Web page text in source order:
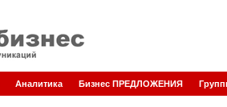
Аналитика Бизнес ПРЕДЛОЖЕНИЯ